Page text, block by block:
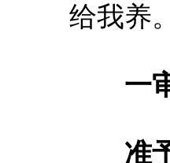
给我养
一
准予